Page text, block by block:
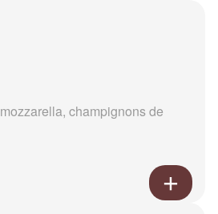
champignons de